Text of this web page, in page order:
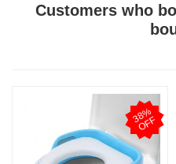
Customers who
3
8
%
O
F
F